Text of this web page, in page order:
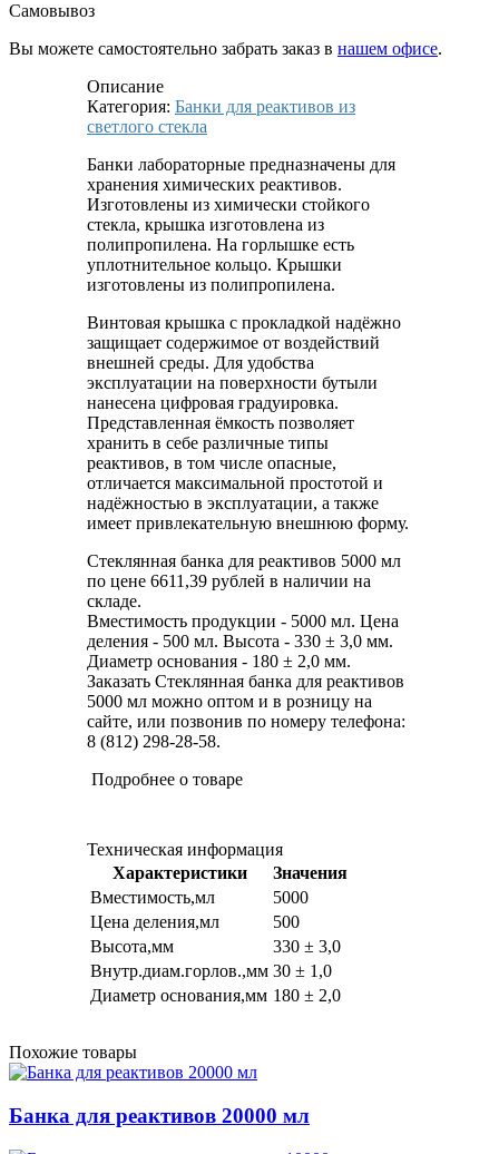
Самовывоз
Вы можете самостоятельно забрать заказ в нашем офисе.
Описание
Категория: Банки для реактивов из
светлого стекла
Банки лабораторные предназначены для
хранения химических реактивов.
Изготовлены из химически стойкого
стекла, крышка изготовлена из
полипропилена. На горлышке есть
уплотнительное кольцо. Крышки
изготовлены из полипропилена.
Винтовая крышка с прокладкой надёжно
защищает содержимое от воздействий
внешней среды. Для удобства
эксплуатации на поверхности бутыли
нанесена цифровая градуировка.
Представленная ёмкость позволяет
хранить в себе различные типы
реактивов, в том числе опасные,
отличается максимальной простотой и
надёжностью в эксплуатации, а также
имеет привлекательную внешнюю форму.
Стеклянная банка для реактивов 5000 мл
по цене 6611,39 рублей в наличии на
складе.
Вместимость продукции - 5000 мл. Цена
деления - 500 мл. Высота - 330 ± 3,0 мм.
Диаметр основания - 180 ± 2,0 мм.
Заказать Стеклянная банка для реактивов
5000 мл можно оптом и в розницу на
сайте, или позвонив по номеру телефона:
8 (812) 298-28-58.
Подробнее о товаре
Техническая информация
Характеристики
Значения
Вместимость,мл
5000
Цена деления,мл
500
Высота,мм
330 ± 3,0
Внутр.диам.горлов.,мм 30 ± 1,0
Диаметр основания,мм 180 ± 2,0
Похожие товары
Банка для реактивов 20000 мл